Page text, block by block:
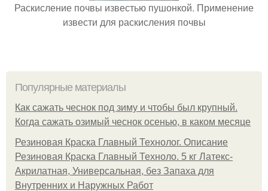
Раскисление почвы известью пушонкой. Применение
извести для раскисления почвы
Популярные материалы
Как сажать чеснок под зиму и чтобы был крупный.
Когда сажать озимый чеснок осенью, в каком месяце
Резиновая Краска Главный Технолог. Описание
Резиновая Краска Главный Техноло. 5 кг Латекс-
Акрилатная, Универсальная, без Запаха для
Внутренних и Наружных Работ